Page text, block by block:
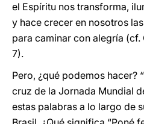
el Espíritu nos transforma,
y hace crecer en nosotros
para caminar con alegría (cf.
7).
Pero, ¿qué podemos hacer? “
cruz de la Jornada Mundial
estas palabras a lo largo de